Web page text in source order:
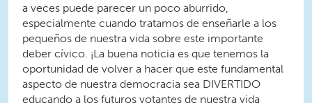
a veces puede parecer un poco aburrido,
especialmente cuando tratamos de enseñarle a los
pequeños de nuestra vida sobre este importante
deber cívico. ¡La buena noticia es que tenemos la
oportunidad de volver a hacer que este fundamental
aspecto de nuestra democracia sea DIVERTIDO
educando a los futuros votantes de nuestra vida